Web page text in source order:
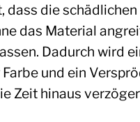
dass die schädlichen
das Material
Dadurch wird
und ein
Zeit hinaus